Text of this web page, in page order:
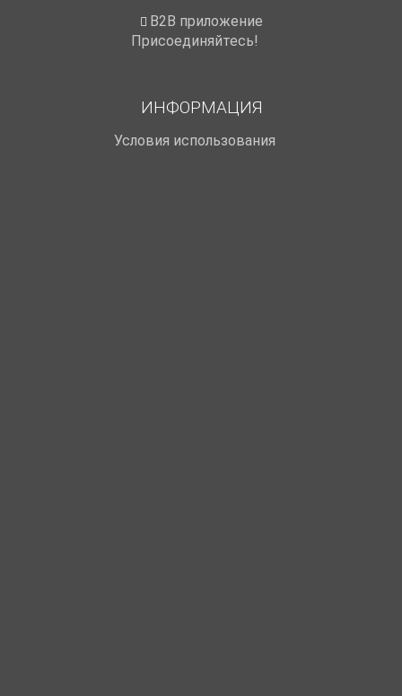
B2B приложение
Присоединяйтесь!
ИНФОРМАЦИЯ
Условия использования